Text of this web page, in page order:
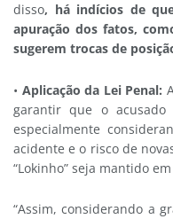
disso, há indícios de
apuração dos fatos,
sugerem trocas de
• Aplicação da Lei Penal:
garantir que o acusado
especialmente
acidente e o risco de
“Lokinho” seja mantido
“Assim, considerando a